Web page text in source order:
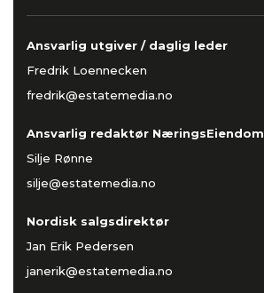
Ansvarlig utgiver / daglig leder
Fredrik Loennecken
fredrik@estatemedia.no
Ansvarlig redaktør NæringsEiendom
Silje Rønne
silje@estatemedia.no
Nordisk salgsdirektør
Jan Erik Pedersen
janerik@estatemedia.no